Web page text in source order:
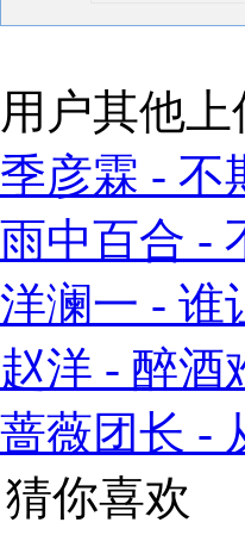
用户其他上
季彦霖 - 不
雨中百合 -
洋澜一 - 谁
赵洋 - 醉酒
蔷薇团长 -
猜你喜欢